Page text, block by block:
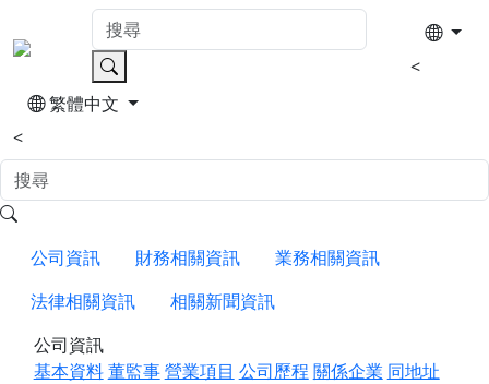
<
繁體中文
<
公司資訊 財務相關資訊
業務相關資訊
法律相關資訊
相關新聞資訊
公司資訊
基本資料董監事營業項目 公司歷程 關係企業 同地址